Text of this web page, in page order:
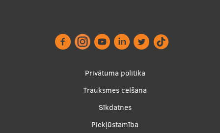
Privātuma politika
Trauksmes celšana
Sīkdatnes
Piekļūstamība